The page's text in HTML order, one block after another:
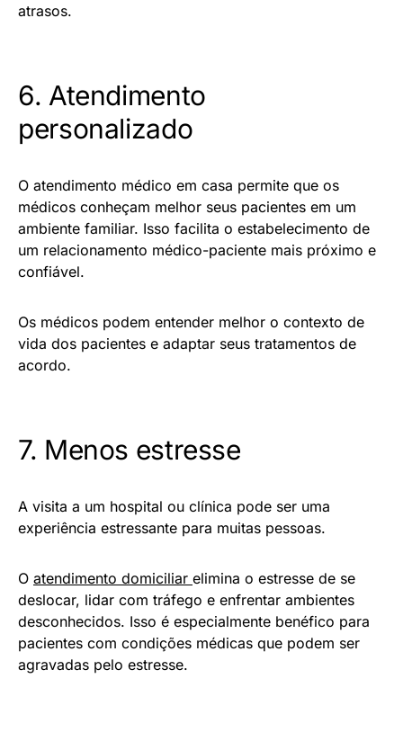
atrasos.
6. Atendimento
personalizado
O atendimento médico em casa permite que os
médicos conheçam melhor seus pacientes em um
ambiente familiar. Isso facilita o estabelecimento de
um relacionamento médico-paciente mais próximo e
confiável.
Os médicos podem entender melhor o contexto de
vida dos pacientes e adaptar seus tratamentos de
acordo.
7. Menos estresse
A visita a um hospital ou clínica pode ser uma
experiência estressante para muitas pessoas.
O atendimento domiciliar elimina o estresse de se
deslocar, lidar com tráfego e enfrentar ambientes
desconhecidos. Isso é especialmente benéfico para
pacientes com condições médicas que podem ser
agravadas pelo estresse.